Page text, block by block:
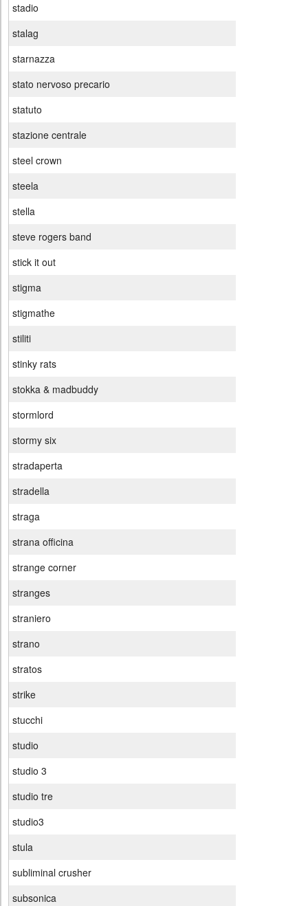
stadio
stalag
starnazza
stato nervoso precario
statuto
stazione centrale
steel crown
steela
stella
steve rogers band
stick it out
stigma
stigmathe
stiliti
stinky rats
stokka & madbuddy
stormlord
stormy six
stradaperta
stradella
straga
strana officina
strange corner
stranges
straniero
strano
stratos
strike
stucchi
studio
studio 3
studio tre
studio3
stula
subliminal crusher
subsonica